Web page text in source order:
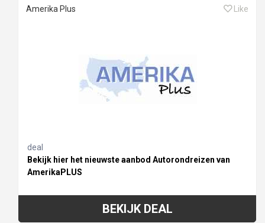
Amerika Plus Like
deal
Bekijk hier het nieuwste aanbod Autorondreizen van
AmerikaPLUS
BEKIJK DEAL